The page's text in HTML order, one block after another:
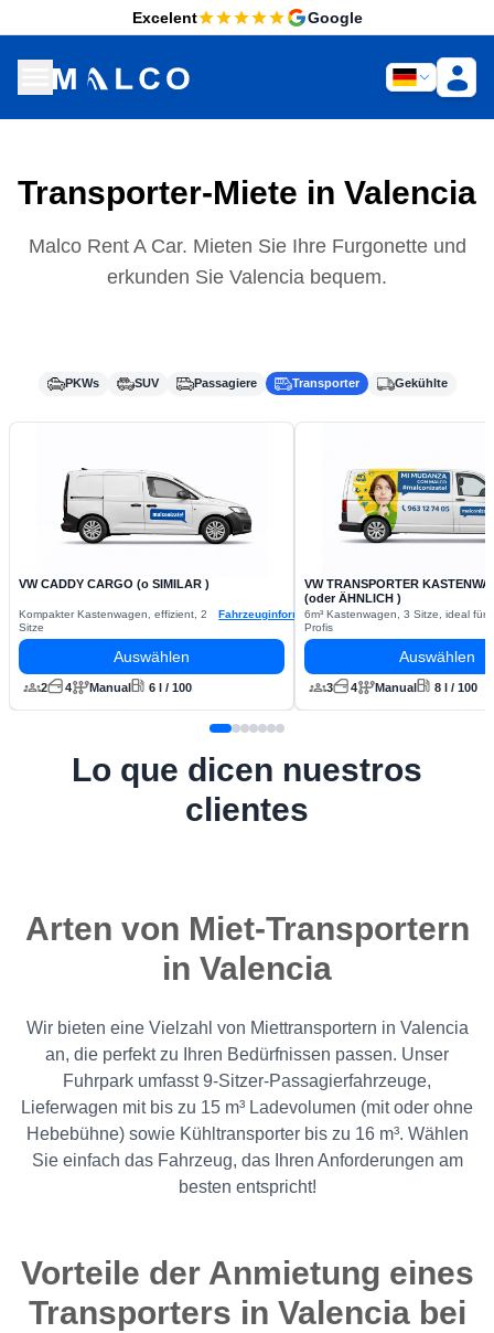
Excelent Google
Transporter-Miete in Valencia
Malco Rent A Car. Mieten Sie Ihre Furgonette und
erkunden Sie Valencia bequem.
PKWs SUV Passagiere Transporter Gekühlte
VW CADDY CARGO (o SIMILAR )
Kompakter Kastenwagen, effizient, 2
Sitze
Fahrzeuginformationen
Auswählen
2 4 Manual 6 l / 100
VW TRANSPORTER
(oder ÄHNLICH )
6m³ Kastenwagen, 3 Sitze, ideal für
Profis
Auswählen
3 4 Manual 8 l / 100
Lo que dicen nuestros
clientes
Arten von Miet-Transportern
in Valencia
Wir bieten eine Vielzahl von Miettransportern in Valencia
an, die perfekt zu Ihren Bedürfnissen passen. Unser
Fuhrpark umfasst 9-Sitzer-Passagierfahrzeuge,
Lieferwagen mit bis zu 15 m³ Ladevolumen (mit oder ohne
Hebebühne) sowie Kühltransporter bis zu 16 m³. Wählen
Sie einfach das Fahrzeug, das Ihren Anforderungen am
besten entspricht!
Vorteile der Anmietung eines
Transporters in Valencia bei